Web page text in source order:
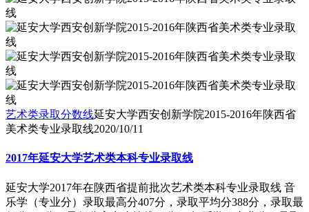
艺术类录取分数线延安大学西安创新学院2015-2016年陕西省
美术类专业录取线2020/10/11
2017年延安大学艺术类本科专业录取线
延安大学2017年在陕西省提前批次艺术类本科专业录取线 音
乐学（专业分）录取最高分407分，录取平均分388分，录取最